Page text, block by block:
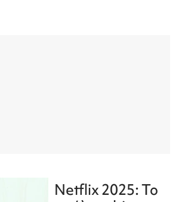
Netflix 2025: Το